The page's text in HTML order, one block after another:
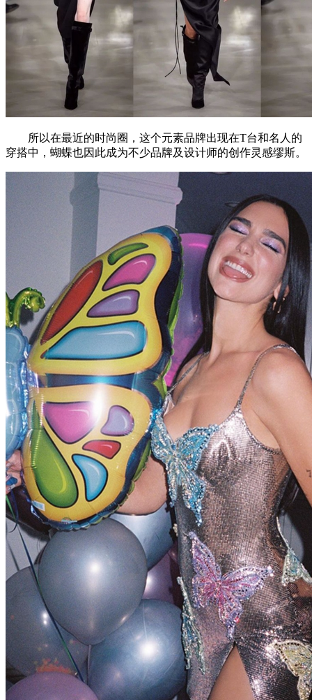
所以在最近的时尚圈，这个元素品牌出现在T台和名人的
穿搭中，蝴蝶也因此成为不少品牌及设计师的创作灵感缪斯。